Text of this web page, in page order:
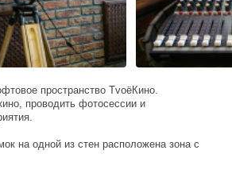
пространство ТvоёКино.
проводить фотосессии и
на одной из стен расположена зона с
(белый, черный, серый, хромакей,